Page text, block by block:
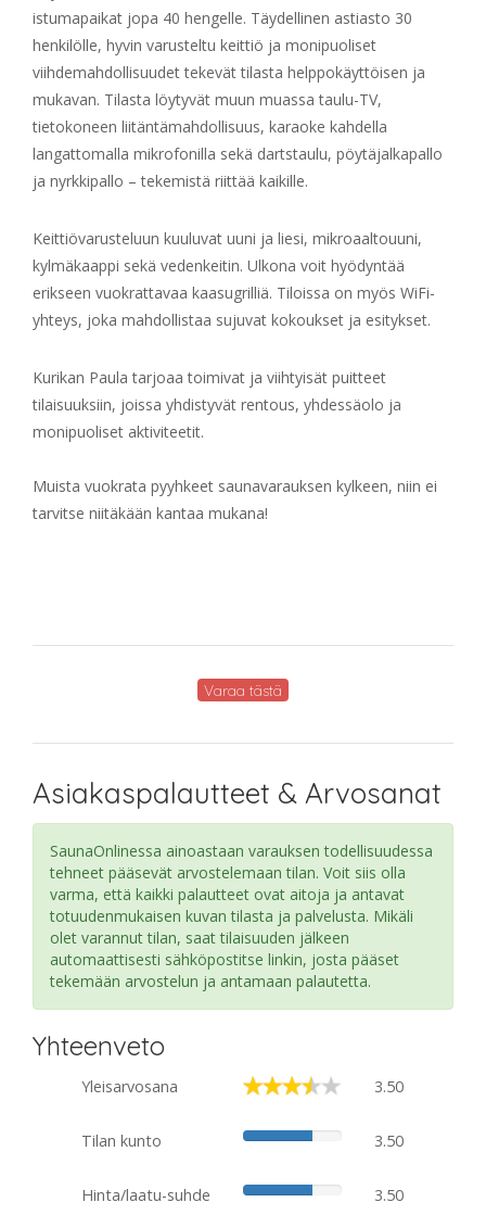
istumapaikat jopa 40 hengelle. Täydellinen astiasto 30
henkilölle, hyvin varusteltu keittiö ja monipuoliset
viihdemahdollisuudet tekevät tilasta helppokäyttöisen ja
mukavan. Tilasta löytyvät muun muassa taulu-TV,
tietokoneen liitäntämahdollisuus, karaoke kahdella
langattomalla mikrofonilla sekä dartstaulu, pöytäjalkapallo
ja nyrkkipallo – tekemistä riittää kaikille.
Keittiövarusteluun kuuluvat uuni ja liesi, mikroaaltouuni,
kylmäkaappi sekä vedenkeitin. Ulkona voit hyödyntää
erikseen vuokrattavaa kaasugrilliä. Tiloissa on myös WiFi-
yhteys, joka mahdollistaa sujuvat kokoukset ja esitykset.
Kurikan Paula tarjoaa toimivat ja viihtyisät puitteet
tilaisuuksiin, joissa yhdistyvät rentous, yhdessäolo ja
monipuoliset aktiviteetit.
Muista vuokrata pyyhkeet saunavarauksen kylkeen, niin ei
tarvitse niitäkään kantaa mukana!
Varaa tästä
Asiakaspalautteet & Arvosanat
SaunaOnlinessa ainoastaan varauksen todellisuudessa
tehneet pääsevät arvostelemaan tilan. Voit siis olla
varma, että kaikki palautteet ovat aitoja ja antavat
totuudenmukaisen kuvan tilasta ja palvelusta. Mikäli
olet varannut tilan, saat tilaisuuden jälkeen
automaattisesti sähköpostitse linkin, josta pääset
tekemään arvostelun ja antamaan palautetta.
Yhteenveto
Yleisarvosana 3.50
Tilan kunto 3.50
Hinta/laatu-suhde 3.50